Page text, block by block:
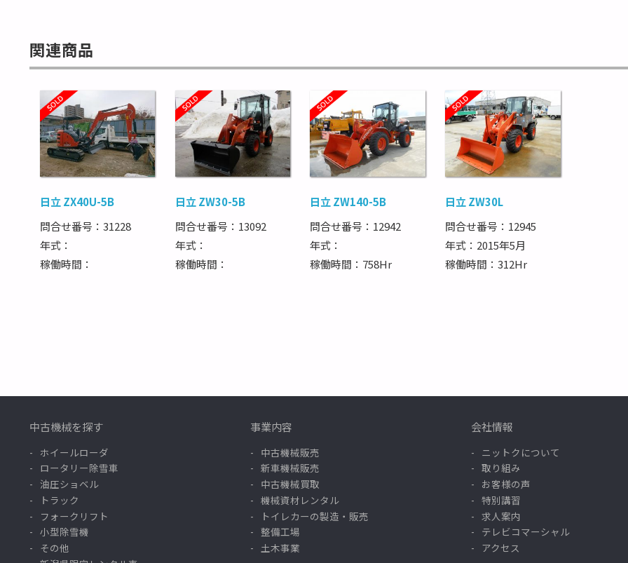
関連商品
日立 ZX40U-5B
問合せ番号：31228
年式：
稼働時間：
日立 ZW30-5B
問合せ番号：13092
年式：
稼働時間：
日立 ZW140-5B
問合せ番号：12942
年式：
稼働時間：758Hr
日立 ZW30L
問合せ番号：12945
年式：2015年5月
稼働時間：312Hr
中古機械を探す
ホイールローダ
ロータリー除雪車
油圧ショベル
トラック
フォークリフト
小型除雪機
その他
事業内容
中古機械販売
新車機械販売
中古機械買取
機械資材レンタル
トイレカーの製造・販売
整備工場
土木事業
会社情報
ニットクについて
取り組み
お客様の声
特別講習
求人案内
テレビコマーシャル
アクセス